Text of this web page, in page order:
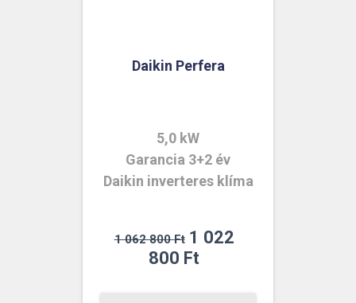
Daikin Perfera
5,0 kW
Garancia 3+2 év
Daikin inverteres klíma
1 062 800Ft Original
price
1 022
800 FtCurrent